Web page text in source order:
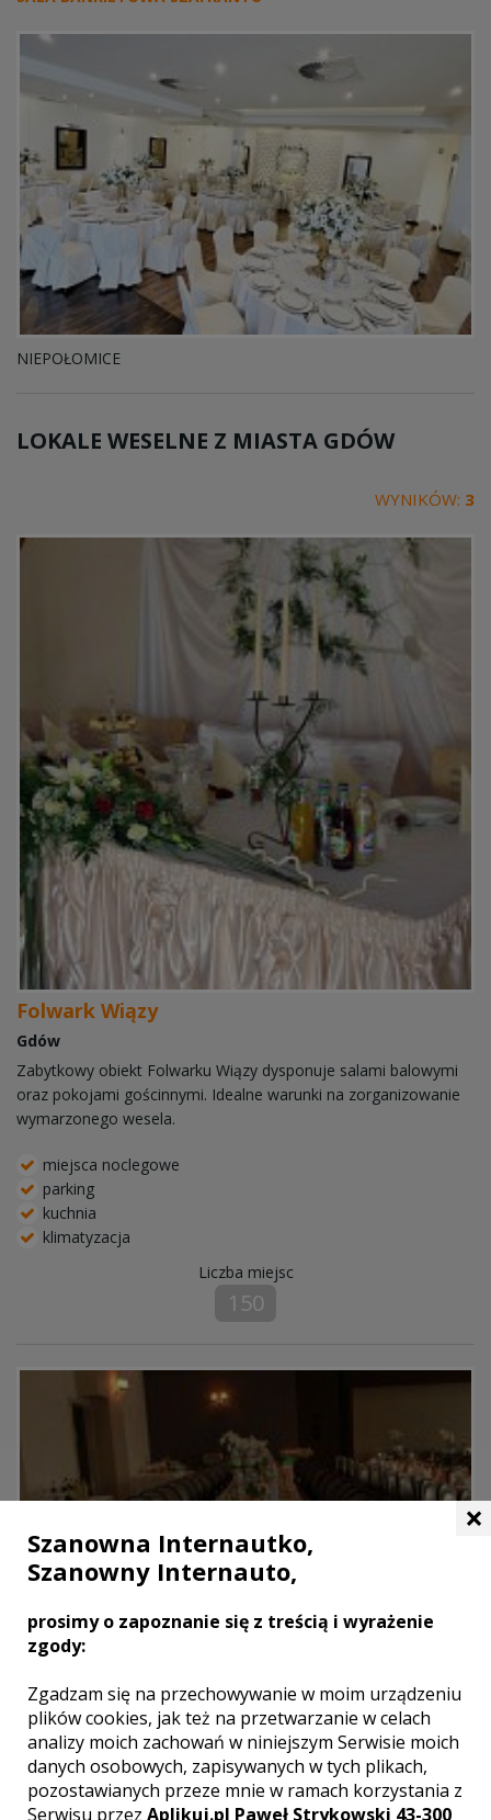
NIEPOŁOMICE
LOKALE WESELNE Z MIASTA GDÓW
WYNIKÓW: 3
Folwark Wiązy
Gdów
Zabytkowy obiekt Folwarku Wiązy dysponuje salami balowymi
oraz pokojami gościnnymi. Idealne warunki na zorganizowanie
wymarzonego wesela.
miejsca noclegowe
parking
kuchnia
klimatyzacja
Liczba miejsc
150
×
Szanowna Internautko,
Szanowny Internauto,
prosimy o zapoznanie się z treścią i wyrażenie
zgody:
Zgadzam się na przechowywanie w moim urządzeniu
plików cookies, jak też na przetwarzanie w celach
analizy moich zachowań w niniejszym Serwisie moich
danych osobowych, zapisywanych w tych plikach,
pozostawianych przeze mnie w ramach korzystania z
Serwisu przez Aplikuj.pl Paweł Strykowski 43-300